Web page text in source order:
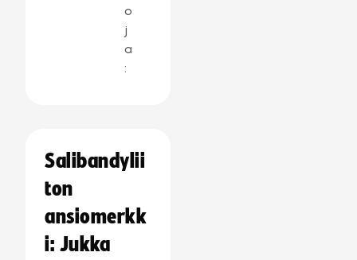
o
j
a
:
Salibandylii
ton
ansiomerkk
i: Jukka